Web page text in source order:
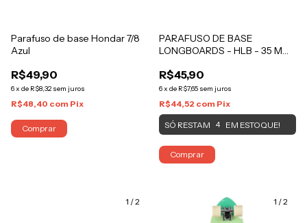
Parafuso de base Hondar 7/8
Azul
R$49,90
6x de R$8,32 sem juros
R$48,40 com Pix
Comprar
PARAFUSO DE BASE
LONGBOARDS - HLB - 35 MM
R$45,90
6x de R$7,65 sem juros
R$44,52 com Pix
SÓ RESTAM 4 EM ESTOQUE!
Comprar
1 /2 1 /2